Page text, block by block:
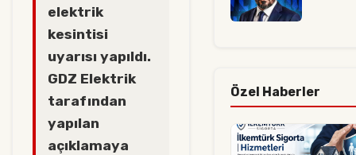
elektrik
kesintisi
uyarısı yapıldı.
GDZ Elektrik
tarafından
yapılan
açıklamaya
Özel Haberler